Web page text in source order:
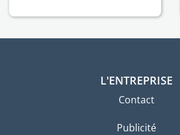
L'ENTREPRISE
Contact
Publicité